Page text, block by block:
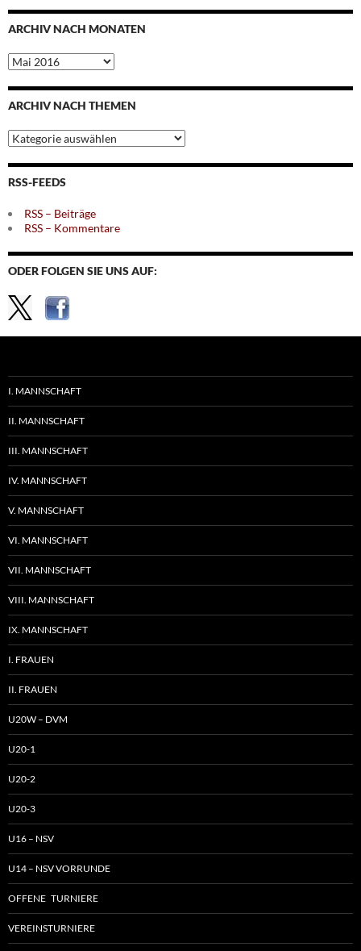
ARCHIV NACH MONATEN
Archiv
nach
Monaten
ARCHIV NACH THEMEN
Archiv
nach
Themen
RSS-FEEDS
RSS – Beiträge
RSS – Kommentare
ODER FOLGEN SIE UNS AUF:
I. MANNSCHAFT
II. MANNSCHAFT
III. MANNSCHAFT
IV. MANNSCHAFT
V. MANNSCHAFT
VI. MANNSCHAFT
VII. MANNSCHAFT
VIII. MANNSCHAFT
IX. MANNSCHAFT
I. FRAUEN
II. FRAUEN
U20W – DVM
U20-1
U20-2
U20-3
U16 – NSV
U14 – NSV VORRUNDE
OFFENE TURNIERE
VEREINSTURNIERE